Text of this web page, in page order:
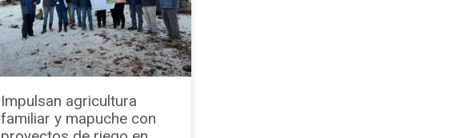
Impulsan agricultura
familiar y mapuche con